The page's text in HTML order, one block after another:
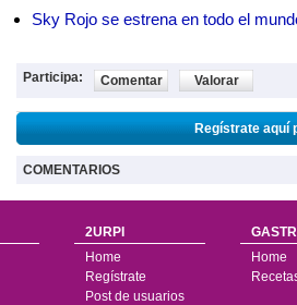
Sky Rojo se estrena en todo el
Participa: Comentar Valorar
Regístrate aquí
COMENTARIOS
2URPI
Home
Regístrate
Post de usuarios
Home